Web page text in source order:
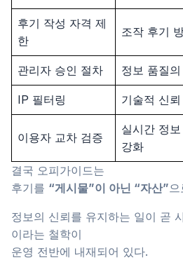
후기 작성 자격 제
한
조작 후기
관리자 승인 절차 정보 품질
IP 필터링 기술적 신
이용자 교차 검증
실시간 정
강화
결국 오피가이드는
후기를 “게시물”이 아닌 “자산”
정보의 신뢰를 유지하는 일이 곧
이라는 철학이
운영 전반에 내재되어 있다.